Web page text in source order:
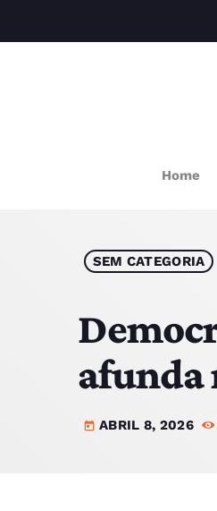
Home
SEM CATEGORIA
afunda
today ABRIL 8, 2026